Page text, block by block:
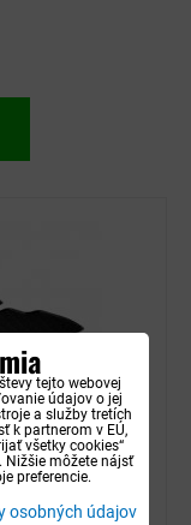
C-
tejto webovej
údajov o jej
a služby tretích
k partnerom v EÚ,
všetky cookies“
Nižšie môžete nájsť
preferencie.
osobných údajov